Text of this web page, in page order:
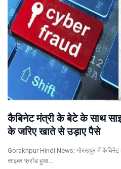
कैबिनेट मंत्री के बेटे के साथ
के जरिए खाते से उड़ाए पैसे
Gorakhpur Hindi News: गोरखपुर में कैबिनेट
साइबर फ्रॉड हुआ…